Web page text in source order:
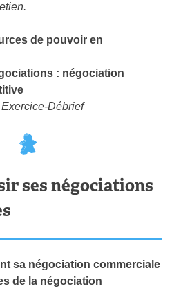
de pouvoir en
: négociation
Débrief
ses négociations
sa négociation commerciale
de la négociation